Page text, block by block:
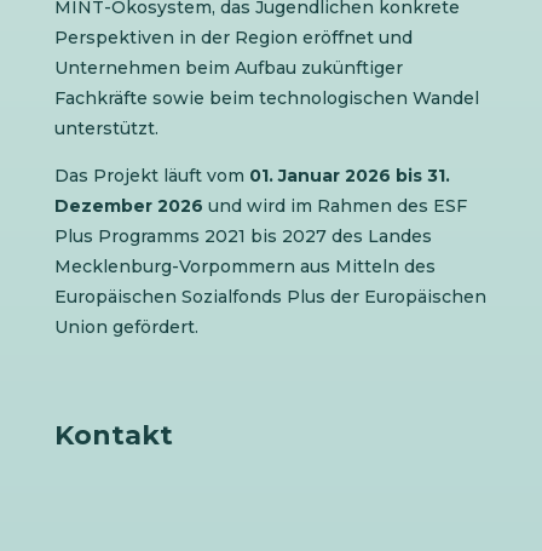
MINT-Ökosystem, das Jugendlichen konkrete
Perspektiven in der Region eröffnet und
Unternehmen beim Aufbau zukünftiger
Fachkräfte sowie beim technologischen Wandel
unterstützt.
Das Projekt läuft vom 01. Januar 2026 bis 31.
Dezember 2026 und wird im Rahmen des ESF
Plus Programms 2021 bis 2027 des Landes
Mecklenburg-Vorpommern aus Mitteln des
Europäischen Sozialfonds Plus der Europäischen
Union gefördert.
Kontakt